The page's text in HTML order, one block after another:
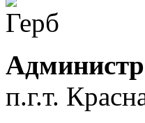
п.г.т.